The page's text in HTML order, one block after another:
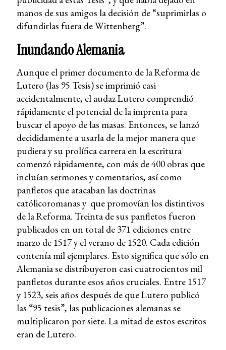
manos de sus amigos la decisión de “suprimirlas o
difundirlas fuera de Wittenberg”.
Inundando Alemania
Aunque el primer documento de la Reforma de
Lutero (las 95 Tesis) se imprimió casi
accidentalmente, el audaz Lutero comprendió
rápidamente el potencial de la imprenta para
buscar el apoyo de las masas. Entonces, se lanzó
decididamente a usarla de la mejor manera que
pudiera y su prolífica carrera en la escritura
comenzó rápidamente, con más de 400 obras que
incluían sermones y comentarios, así como
panfletos que atacaban las doctrinas
católicoromanas y que promovían los distintivos
de la Reforma. Treinta de sus panfletos fueron
publicados en un total de 371 ediciones entre
marzo de 1517 y el verano de 1520. Cada edición
contenía mil ejemplares. Esto significa que sólo en
Alemania se distribuyeron casi cuatrocientos mil
panfletos durante esos años cruciales. Entre 1517
y 1523, seis años después de que Lutero publicó
las “95 tesis”, las publicaciones alemanas se
multiplicaron por siete. La mitad de estos escritos
eran de Lutero.